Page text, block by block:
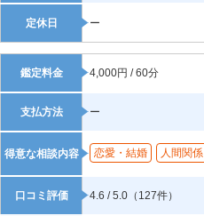
定休日 ー
鑑定料金 4,000円 / 60分
支払方法 ー
得意な相談内容 恋愛・結婚 人間関係
口コミ評価 4.6 / 5.0（127件）